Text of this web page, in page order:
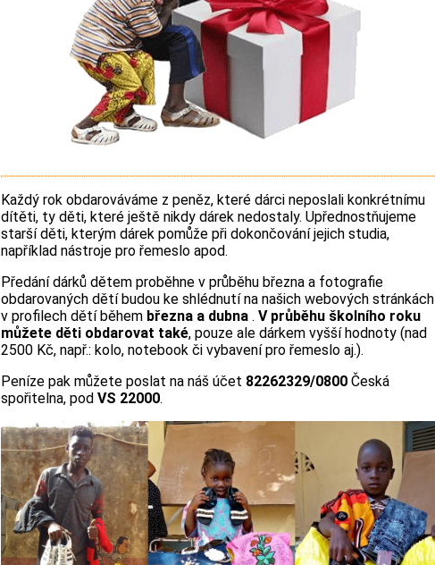
Každý rok obdarováváme z peněz, které dárci neposlali konkrétnímu
dítěti, ty děti, které ještě nikdy dárek nedostaly. Upřednostňujeme
starší děti, kterým dárek pomůže při dokončování jejich studia,
například nástroje pro řemeslo apod.
Předání dárků dětem proběhne v průběhu března a fotografie
obdarovaných dětí budou ke shlédnutí na našich webových stránkách
v profilech dětí během března a dubna . V průběhu školního roku
můžete děti obdarovat také, pouze ale dárkem vyšší hodnoty (nad
2500 Kč, např.: kolo, notebook či vybavení pro řemeslo aj.).
Peníze pak můžete poslat na náš účet 82262329/0800 Česká
spořitelna, pod VS 22000.